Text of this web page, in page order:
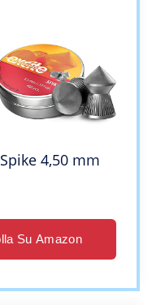
4,50 mm
Su Amazon